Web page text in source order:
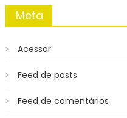
Meta
Acessar
Feed de posts
Feed de comentários